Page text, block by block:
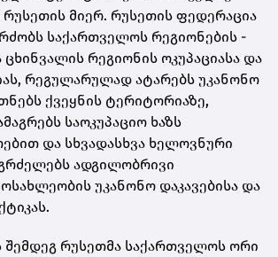
მიერ. რუსეთის ფედერაცია
საქართველოს რეგიონების -
რეგიონის ოკუპაციასა და
რეგულარულად ატარებს უკანონო
ქვეყნის ტერიტორიაზე,
საოკუპაციო ხაზს
და სხვადასხვა ხელოვნური
ადგილობრივი
უკანონო დაკავებისა და
შემდეგ რუსეთმა საქართველოს ორი